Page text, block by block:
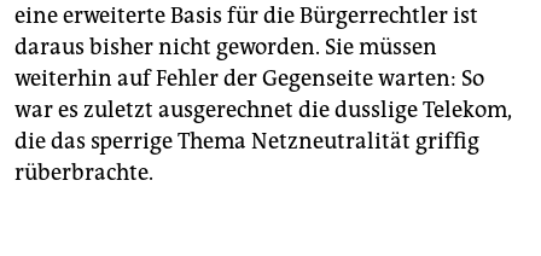
eine erweiterte Basis für die Bürgerrechtler ist
daraus bisher nicht geworden. Sie müssen
weiterhin auf Fehler der Gegenseite warten: So
war es zuletzt ausgerechnet die dusslige Telekom,
die das sperrige Thema Netzneutralität griffig
rüberbrachte.